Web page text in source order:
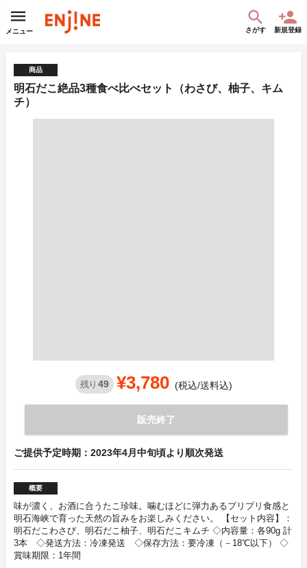
メニュー さがす 新規登録
商品
明石だこ絶品3種食べ比べセット（わさび、柚子、キム
チ）
残り 49 ¥3,780 (税込/送料込)
販売終了
ご提供予定時期：2023年4月中旬頃より順次発送
概要
味が濃く、お酒に合うたこ珍味。噛むほどに弾力あるプリプリ食感と
明石海峡で育った天然の旨みをお楽しみください。 【セット内容】：
明石だこわさび、明石だこ柚子、明石だこキムチ ◇内容量：各90g 計
3本 ◇発送方法：冷凍発送 ◇保存方法：要冷凍（－18℃以下） ◇
賞味期限：1年間